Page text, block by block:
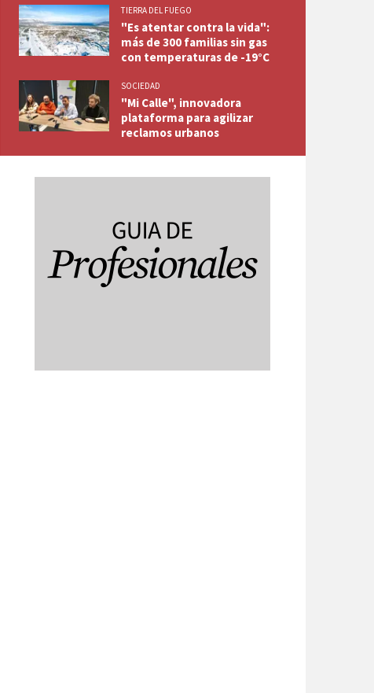
TIERRA DEL FUEGO
"Es atentar contra la vida":
más de 300 familias sin gas
con temperaturas de -19°C
SOCIEDAD
"Mi Calle", innovadora
plataforma para agilizar
reclamos urbanos